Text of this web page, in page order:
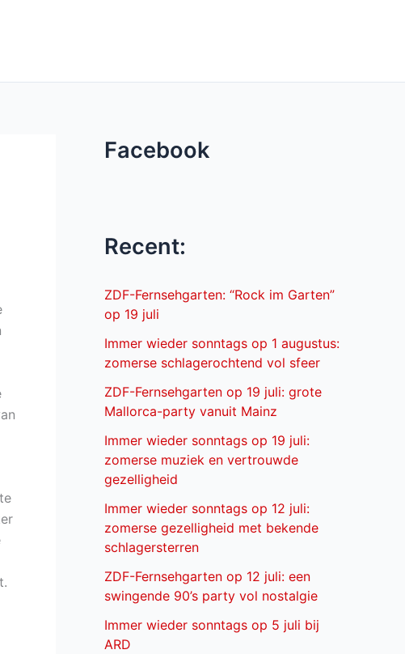
Facebook
Recent:
ZDF-Fernsehgarten: “Rock im Garten”
op 19 juli
Immer wieder sonntags op 1 augustus:
zomerse schlagerochtend vol sfeer
ZDF-Fernsehgarten op 19 juli: grote
Mallorca-party vanuit Mainz
Immer wieder sonntags op 19 juli:
zomerse muziek en vertrouwde
gezelligheid
Immer wieder sonntags op 12 juli:
zomerse gezelligheid met bekende
schlagersterren
ZDF-Fernsehgarten op 12 juli: een
swingende 90’s party vol nostalgie
Immer wieder sonntags op 5 juli bij
ARD